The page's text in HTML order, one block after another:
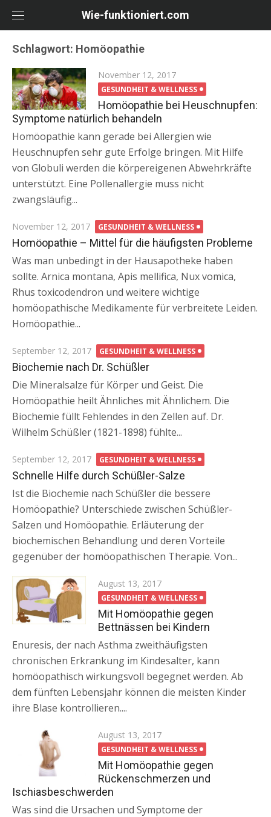
Wie-funktioniert.com
Schlagwort: Homöopathie
Posted
on
November 12, 2017
GESUNDHEIT & WELLNESS
Homöopathie bei Heuschnupfen:
Symptome natürlich behandeln
Homöopathie kann gerade bei Allergien wie
Heuschnupfen sehr gute Erfolge bringen. Mit Hilfe
von Globuli werden die körpereigenen Abwehrkräfte
unterstützt. Eine Pollenallergie muss nicht
zwangsläufig...
Posted
on
November 12, 2017 GESUNDHEIT & WELLNESS
Homöopathie – Mittel für die häufigsten Probleme
Was man unbedingt in der Hausapotheke haben
sollte. Arnica montana, Apis mellifica, Nux vomica,
Rhus toxicodendron und weitere wichtige
homöopathische Medikamente für verbreitete Leiden.
Homöopathie...
Posted
on
September 12, 2017 GESUNDHEIT & WELLNESS
Biochemie nach Dr. Schüßler
Die Mineralsalze für Körper und Geist. Die
Homöopathie heilt Ähnliches mit Ähnlichem. Die
Biochemie füllt Fehlendes in den Zellen auf. Dr.
Wilhelm Schüßler (1821-1898) fühlte...
Posted
on
September 12, 2017 GESUNDHEIT & WELLNESS
Schnelle Hilfe durch Schüßler-Salze
Ist die Biochemie nach Schüßler die bessere
Homöopathie? Unterschiede zwischen Schüßler-
Salzen und Homöopathie. Erläuterung der
biochemischen Behandlung und deren Vorteile
gegenüber der homöopathischen Therapie. Von...
Posted
on
August 13, 2017
GESUNDHEIT & WELLNESS
Mit Homöopathie gegen
Bettnässen bei Kindern
Enuresis, der nach Asthma zweithäufigsten
chronischen Erkrankung im Kindesalter, kann
homöopathisch wirkungsvoll begegnet werden. Ab
dem fünften Lebensjahr können die meisten Kinder
ihre Blase kontrollieren....
Posted
on
August 13, 2017
GESUNDHEIT & WELLNESS
Mit Homöopathie gegen
Rückenschmerzen und
Ischiasbeschwerden
Was sind die Ursachen und Symptome der